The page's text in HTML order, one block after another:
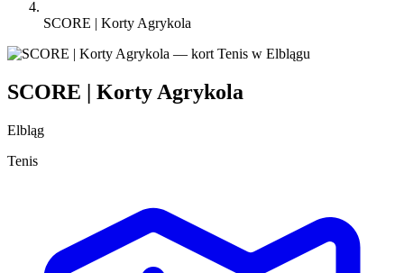
SCORE | Korty Agrykola
SCORE | Korty Agrykola
Elbląg
Tenis